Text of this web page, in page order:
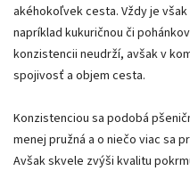
akéhokoľvek cesta. Vždy je
napríklad kukuričnou či
konzistencii neudrží, avšak v
spojivosť a objem cesta.
Konzistenciou sa podobá
menej pružná a o niečo viac sa
Avšak skvele zvýši kvalitu